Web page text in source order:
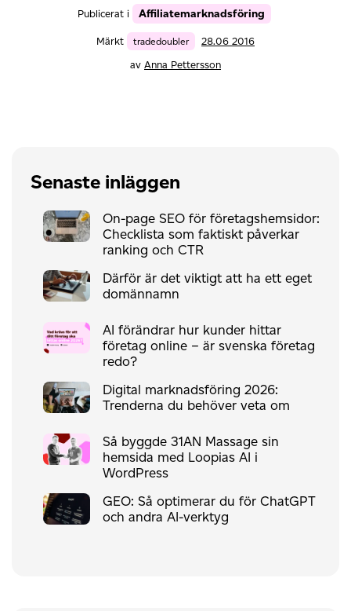
Publicerat i Affiliatemarknadsföring
Märkt tradedoubler
28.06 2016
av Anna Pettersson
Senaste inläggen
On-page SEO för företagshemsidor:
Checklista som faktiskt påverkar
ranking och CTR
Därför är det viktigt att ha ett eget
domännamn
AI förändrar hur kunder hittar
företag online – är svenska företag
redo?
Digital marknadsföring 2026:
Trenderna du behöver veta om
Så byggde 31AN Massage sin
hemsida med Loopias AI i
WordPress
GEO: Så optimerar du för ChatGPT
och andra AI-verktyg